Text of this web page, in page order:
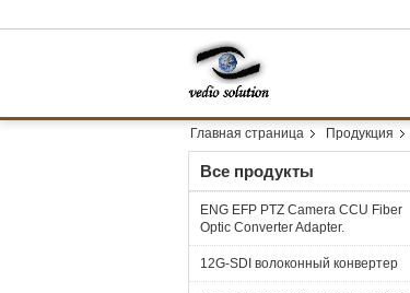
Главная страница Продукция
Все продукты
ENG EFP PTZ Camera CCU Fiber
Optic Converter Adapter.
12G-SDI волоконный конвертер